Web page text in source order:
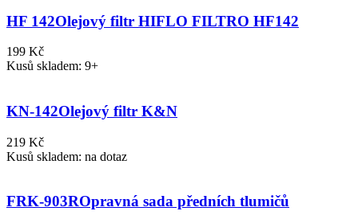
HF 142Olejový filtr HIFLO FILTRO HF142
199 Kč
Kusů skladem: 9+
KN-142Olejový filtr K&N
219 Kč
Kusů skladem: na dotaz
FRK-903ROpravná sada předních tlumičů